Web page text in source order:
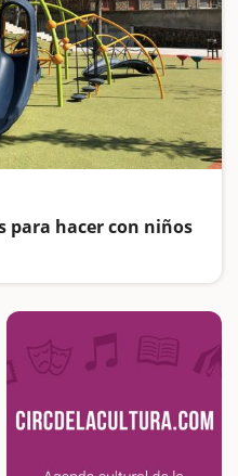
para hacer con niños